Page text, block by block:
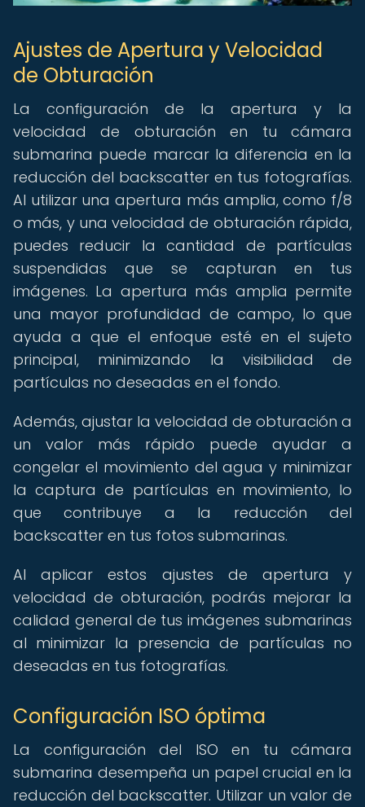
Ajustes de Apertura y Velocidad
de Obturación
La configuración de la apertura y la
velocidad de obturación en tu cámara
submarina puede marcar la diferencia en la
reducción del backscatter en tus fotografías.
Al utilizar una apertura más amplia, como f/8
o más, y una velocidad de obturación rápida,
puedes reducir la cantidad de partículas
suspendidas que se capturan en tus
imágenes. La apertura más amplia permite
una mayor profundidad de campo, lo que
ayuda a que el enfoque esté en el sujeto
principal, minimizando la visibilidad de
partículas no deseadas en el fondo.
Además, ajustar la velocidad de obturación a
un valor más rápido puede ayudar a
congelar el movimiento del agua y minimizar
la captura de partículas en movimiento, lo
que contribuye a la reducción del
backscatter en tus fotos submarinas.
Al aplicar estos ajustes de apertura y
velocidad de obturación, podrás mejorar la
calidad general de tus imágenes submarinas
al minimizar la presencia de partículas no
deseadas en tus fotografías.
Configuración ISO óptima
La configuración del ISO en tu cámara
submarina desempeña un papel crucial en la
reducción del backscatter. Utilizar un valor de